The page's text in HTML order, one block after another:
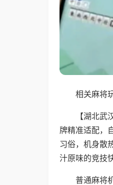
相关麻将
【湖北
牌精准适配，
习俗，机身散
汁原味的竞技
普通麻将